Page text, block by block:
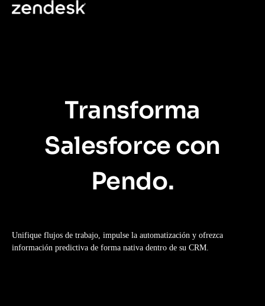
Transforma
Salesforce con
Pendo.
Unifique flujos de trabajo, impulse la automatización y ofrezca
información predictiva de forma nativa dentro de su CRM.